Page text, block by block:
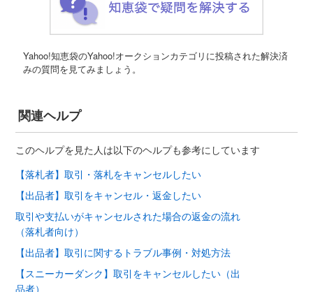
Yahoo!知恵袋のYahoo!オークションカテゴリに投稿された解決済
みの質問を見てみましょう。
関連ヘルプ
このヘルプを見た人は以下のヘルプも参考にしています
【落札者】取引・落札をキャンセルしたい
【出品者】取引をキャンセル・返金したい
取引や支払いがキャンセルされた場合の返金の流れ
（落札者向け）
【出品者】取引に関するトラブル事例・対処方法
【スニーカーダンク】取引をキャンセルしたい（出
品者）